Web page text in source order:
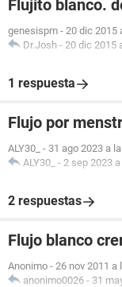
Flujito blanco.
genesispm - 20 dic 2015
Dr.Josh - 20 dic 2015
1 respuesta
Flujo por
ALY30_ - 31 ago 2023 a
ALY30_ - 2 sep 2023
2 respuestas
Flujo blanco
Anonimo - 26 nov 2011 a
anonimo0026 - 31